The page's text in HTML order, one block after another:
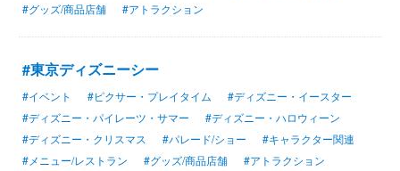
#グッズ/商品店舗
#アトラクション
#東京ディズニーシー
#イベント #ピクサー・プレイタイム
#ディズニー・イースター
#ディズニー・パイレーツ・サマー
#ディズニー・ハロウィーン
#ディズニー・クリスマス
#パレード/ショー
#キャラクター関連
#メニュー/レストラン
#グッズ/商品店舗 #アトラクション